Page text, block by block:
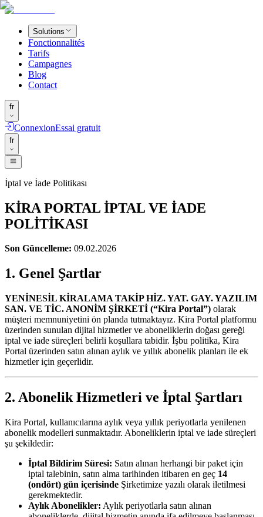
Solutions
Fonctionnalités
Tarifs
Campagnes
Blog
Contact
fr
ConnexionEssai gratuit
fr
İptal ve İade Politikası
KİRA PORTAL İPTAL VE İADE
POLİTİKASI
Son Güncelleme: 09.02.2026
1. Genel Şartlar
YENİNESİL KİRALAMA TAKİP HİZ. YAT. GAY. YAZILIM
SAN. VE TİC. ANONİM ŞİRKETİ (“Kira Portal”) olarak
müşteri memnuniyetini ön planda tutmaktayız. Kira Portal platformu
üzerinden sunulan dijital hizmetler ve aboneliklerin doğası gereği
iptal ve iade süreçleri belirli koşullara tabidir. İşbu politika, Kira
Portal üzerinden satın alınan aylık ve yıllık abonelik planları ile ek
hizmetler için geçerlidir.
2. Abonelik Hizmetleri ve İptal Şartları
Kira Portal, kullanıcılarına aylık veya yıllık periyotlarla yenilenen
abonelik modelleri sunmaktadır. Aboneliklerin iptal ve iade süreçleri
şu şekildedir:
İptal Bildirim Süresi: Satın alınan herhangi bir paket için
iptal talebinin, satın alma tarihinden itibaren en geç 14
(ondört) gün içerisinde Şirketimize yazılı olarak iletilmesi
gerekmektedir.
Aylık Abonelikler: Aylık periyotlarla satın alınan